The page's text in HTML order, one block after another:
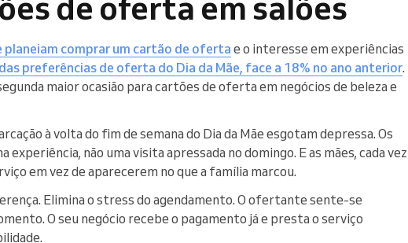
planeiam comprar um cartão de oferta e o interesse em experiências
preferências de oferta do Dia da Mãe, face a 18% no ano anterior.
maior ocasião para cartões de oferta em negócios de beleza e
à volta do fim de semana do Dia da Mãe esgotam depressa. Os
não uma visita apressada no domingo. E as mães, cada vez
em vez de aparecerem no que a família marcou.
Elimina o stress do agendamento. O ofertante sente-se
O seu negócio recebe o pagamento já e presta o serviço